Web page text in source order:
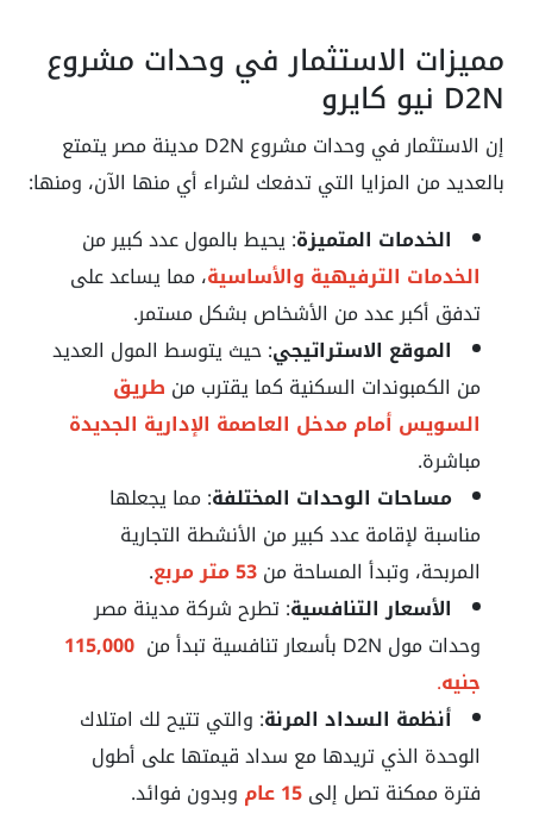
مميزات الاستثمار في وحدات مشروع
D2N نيو كايرو
إن الاستثمار في وحدات مشروع D2N مدينة مصر يتمتع
بالعديد من المزايا التي تدفعك لشراء أي منها الآن، ومنها:
الخدمات المتميزة: يحيط بالمول عدد كبير من
الخدمات الترفيهية والأساسية، مما يساعد على
تدفق أكبر عدد من الأشخاص بشكل مستمر.
الموقع الاستراتيجي: حيث يتوسط المول العديد
من الكمبوندات السكنية كما يقترب من طريق
السويس أمام مدخل العاصمة الإدارية الجديدة
مباشرة.
مساحات الوحدات المختلفة: مما يجعلها
مناسبة لإقامة عدد كبير من الأنشطة التجارية
المربحة، وتبدأ المساحة من53 متر مربع
.
الأسعار التنافسية: تطرح شركة مدينة مصر
وحدات مول D2N بأسعار تنافسية تبدأ من
115,000
جنيه.
أنظمة السداد المرنة: والتي تتيح لك امتلاك
الوحدة الذي تريدها مع سداد قيمتها على أطول
فترة ممكنة تصل إلى15 عام وبدون فوائد.